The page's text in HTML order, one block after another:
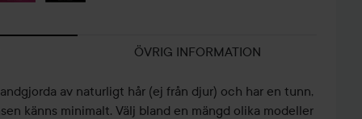
ÖVRIG INFORMATION
av naturligt hår (ej från djur) och har en tunn,
känns minimalt. Välj bland en mängd olika modeller